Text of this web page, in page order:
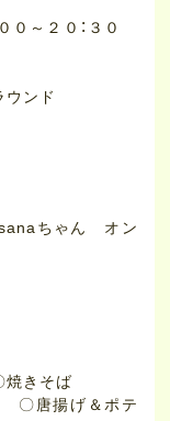
０～２０：３０
ンド
ちゃん オン
きそば
唐揚げ＆ポテ